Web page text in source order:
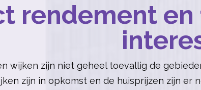
rendement
wijken zijn niet geheel toevallig de
zijn in opkomst en de huisprijzen zijn er